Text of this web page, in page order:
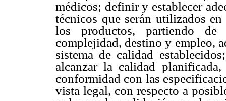
médicos; definir y establecer
técnicos que serán utilizados
los productos, partiendo de
complejidad, destino y empleo,
sistema de calidad
alcanzar la calidad
conformidad con las
vista legal, con respecto a